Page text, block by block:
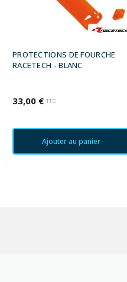
PROTECTIONS DE FOURCHE
RACETECH - BLANC
33,00 € TTC
Ajouter au panier